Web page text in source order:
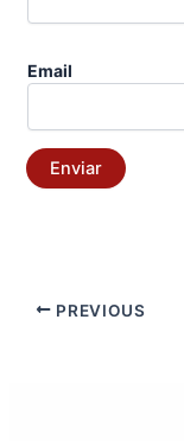
Email
Enviar
PREVIOUS